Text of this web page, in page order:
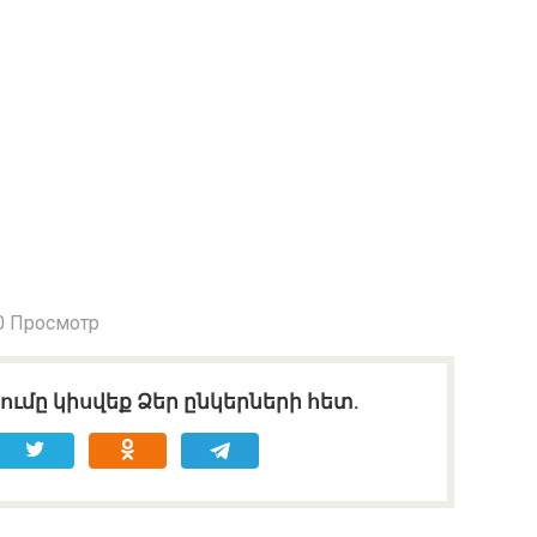
Просмотр
կիսվեք Ձեր ընկերների հետ.